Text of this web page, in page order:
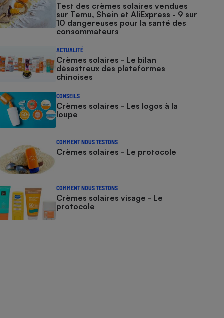
Test des crèmes solaires vendues
sur Temu, Shein et AliExpress - 9 sur
10 dangereuses pour la santé des
consommateurs
ACTUALITÉ
Crèmes solaires - Le bilan
désastreux des plateformes
chinoises
CONSEILS
Crèmes solaires - Les logos à la
loupe
COMMENT NOUS TESTONS
Crèmes solaires - Le protocole
COMMENT NOUS TESTONS
Crèmes solaires visage - Le
protocole